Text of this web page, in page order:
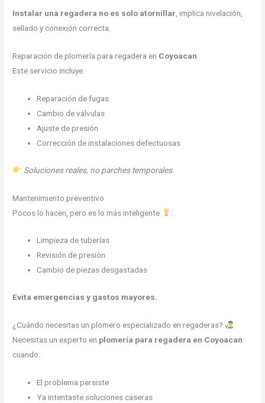
Instalar una regadera no es solo atornillar, implica nivelación,
sellado y conexión correcta.
Reparación de plomería para regadera en Coyoacan
Este servicio incluye:
Reparación de fugas
Cambio de válvulas
Ajuste de presión
Corrección de instalaciones defectuosas
Soluciones reales, no parches temporales.
Mantenimiento preventivo
Pocos lo hacen, pero es lo más inteligente
:
Limpieza de tuberías
Revisión de presión
Cambio de piezas desgastadas
Evita emergencias y gastos mayores.
¿Cuándo necesitas un plomero especializado en regaderas?
Necesitas un experto en plomería para regadera en Coyoacan
cuando:
El problema persiste
Ya intentaste soluciones caseras